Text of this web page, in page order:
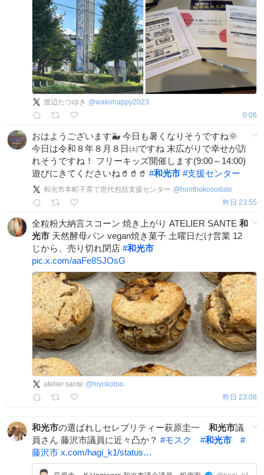
渡辺たつゆき @wakohappy2023
0:06
おはようございます🐳 今日も暑くなりそうですね🌞
今日は令和８年８月８日㈯ですね 末広がりで幸せが訪
れそうですね！ フリーキッズ開催します(9:00～14:00)
遊びにきてくださいね🥤🥤🥤 #和光市 #支援センター
和光市本町子育て世代包括支援センター @ honthokosodate
昨日 23:55
全粒粉大納言スコーン 焼き上がり ATELIER SANTE 和
光市 天然酵母パン vegan焼き菓子 土曜日だけ営業 12
じから、売り切れ閉店 #和光市
pic.x.com/aaFe8SJOsG
atelier sante @ hiyokobio
昨日 23:08
和光市の選ばれしセレブリティー萩原圭一 和光市議
員さん 藤沢市議員に近々凸か？ #モスク #和光市
#
藤沢市 x.com/hagi_k1/status…